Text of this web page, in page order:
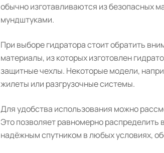
обычно изготавливаются из безопасных
мундштуками.
При выборе гидратора стоит обратить
материалы, из которых изготовлен
защитные чехлы. Некоторые модели,
жилеты или разгрузочные системы.
Для удобства использования можно
Это позволяет равномерно распределить
надёжным спутником в любых условиях,